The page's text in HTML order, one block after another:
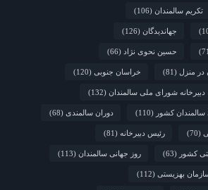
تکریم سالمندان (106)
جهاندیدگان (126)
حسین نحوی نژاد (66)
در منزل (81) خراسان جنوبی (120)
دبیرخانه شورای ملی سالمندان (132)
کشور (110) دوران سالمندی (68)
(70) رئیس دبیرخانه (81)
کشور (63) روز جهانی سالمندان (113)
بهزیستی (112)